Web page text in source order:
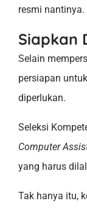
resmi nantinya.
Siapkan
Selain
persiapan
diperlukan.
Seleksi
Computer
yang harus
Tak hanya itu,